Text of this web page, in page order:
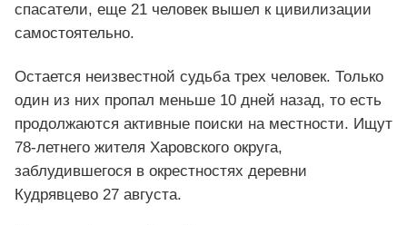
спасатели, еще 21 человек вышел к цивилизации
самостоятельно.
Остается неизвестной судьба трех человек. Только
один из них пропал меньше 10 дней назад, то есть
продолжаются активные поиски на местности. Ищут
78-летнего жителя Харовского округа,
заблудившегося в окрестностях деревни
Кудрявцево 27 августа.